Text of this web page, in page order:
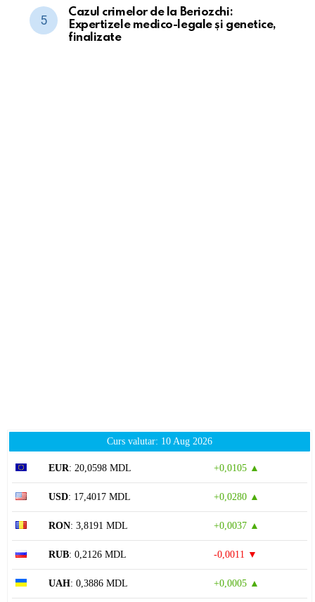
Cazul crimelor de la Beriozchi:
Expertizele medico-legale și genetice,
finalizate
Curs valutar: 10 Aug 2026
EUR: 20,0598 MDL +0,0105 ▲
USD: 17,4017 MDL +0,0280 ▲
RON: 3,8191 MDL +0,0037 ▲
RUB: 0,2126 MDL -0,0011 ▼
UAH: 0,3886 MDL +0,0005 ▲